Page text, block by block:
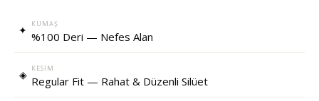
✦ KUMAŞ
%100 Deri — Nefes Alan
◈ KESIM
Regular Fit — Rahat & Düzenli Silüet